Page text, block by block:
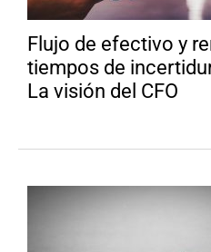
Flujo de efectivo y
tiempos de
La visión del CFO